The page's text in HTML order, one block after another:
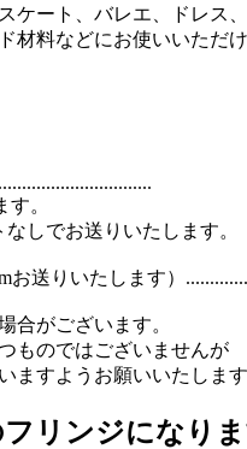
ケート、バレエ、ドレス、
材料などにお使いいただけ
。
しでお送りいたします。
お送りいたします）
合がございます。
ものではございませんが
ますようお願いいたします
リンジになり